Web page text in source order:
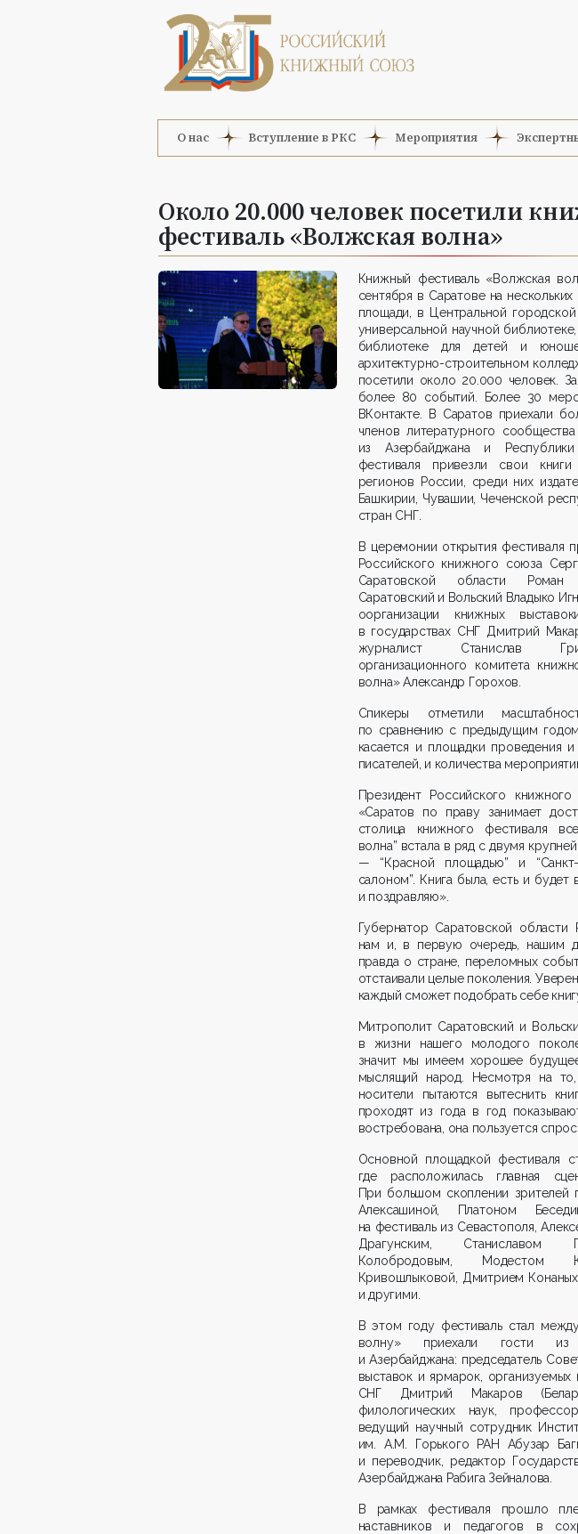
О нас Вступление в РКС Мероприятия
Около 20.000 человек посетили
фестиваль «Волжская волна»
Книжный фестиваль «Волжская
сентября в Саратове на нескольких
площади, в Центральной
универсальной научной
библиотеке для детей и
архитектурно-строительном
посетили около 20.000 человек.
более 80 событий. Более 30
ВКонтакте. В Саратов приехали
членов литературного
из Азербайджана и
фестиваля привезли свои
регионов России, среди них
Башкирии, Чувашии, Чеченской
стран СНГ.
В церемонии открытия фестиваля
Российского книжного союза
Саратовской области Роман
Саратовский и Вольский Владыко
оорганизации книжных
в государствах СНГ Дмитрий
журналист Станислав
организационного комитета
волна» Александр Горохов.
Спикеры отметили
по сравнению с предыдущим
касается и площадки проведения
писателей, и количества
Президент Российского
«Саратов по праву занимает
столица книжного фестиваля
волна” встала в ряд с двумя
— “Красной площадью” и
салоном”. Книга была, есть и
и поздравляю».
Губернатор Саратовской области
нам и, в первую очередь, нашим
правда о стране, переломных
отстаивали целые поколения.
каждый сможет подобрать себе
Митрополит Саратовский и
в жизни нашего молодого
значит мы имеем хорошее
мыслящий народ. Несмотря на
носители пытаются вытеснить
проходят из года в год
востребована, она пользуется
Основной площадкой фестиваля
где расположилась главная
При большом скоплении
Алексашиной, Платоном
на фестиваль из Севастополя,
Драгунским, Станиславом
Колобродовым, Модестом
Кривошлыковой, Дмитрием
и другими.
В этом году фестиваль стал
волну» приехали гости из
и Азербайджана: председатель
выставок и ярмарок, организуемых
СНГ Дмитрий Макаров
филологических наук,
ведущий научный сотрудник
им. А.М. Горького РАН Абузар
и переводчик, редактор
Азербайджана Рабига Зейналова.
В рамках фестиваля прошло
наставников и педагогов в